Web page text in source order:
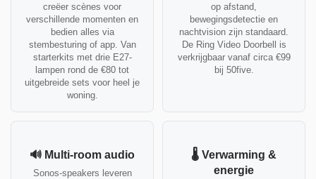
creëer scènes voor
verschillende momenten en
bedien alles via
stembesturing of app. Van
starterkits met drie E27-
lampen rond de €80 tot
uitgebreide sets voor heel je
woning.
op afstand,
bewegingsdetectie en
nachtvision zijn standaard.
De Ring Video Doorbell is
verkrijgbaar vanaf circa €99
bij 50five.
🔊 Multi-room audio
Sonos-speakers leveren
🌡️ Verwarming &
energie